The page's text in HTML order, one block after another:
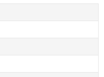
歩15分。
らハウス花畑』株式会社
谷区）様の運営です。東
向け住宅、訪問介護、通
介護支援事業を展開され